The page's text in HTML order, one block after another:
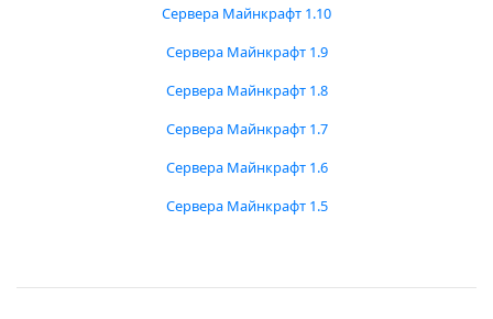
Сервера Майнкрафт 1.10
Сервера Майнкрафт 1.9
Сервера Майнкрафт 1.8
Сервера Майнкрафт 1.7
Сервера Майнкрафт 1.6
Сервера Майнкрафт 1.5